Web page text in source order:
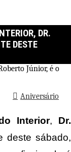
DR.
DESTE
Aniversário
Interior, Dr.
deste sábado,